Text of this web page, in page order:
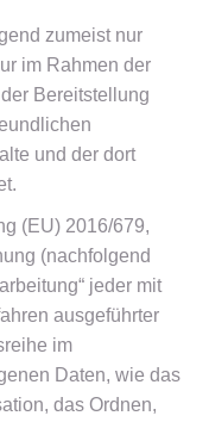
zumeist nur
im Rahmen der
Bereitstellung
und der dort
(EU) 2016/679,
(nachfolgend
jeder mit
ausgeführter
im
Daten, wie das
das Ordnen,